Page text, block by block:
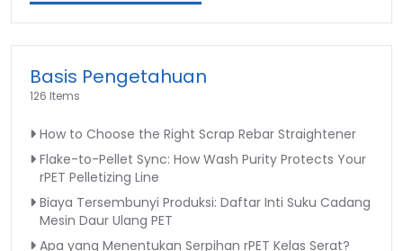
Basis Pengetahuan
126 Items
How to Choose the Right Scrap Rebar Straightener
Flake-to-Pellet Sync: How Wash Purity Protects Your
rPET Pelletizing Line
Biaya Tersembunyi Produksi: Daftar Inti Suku Cadang
Mesin Daur Ulang PET
Apa yang Menentukan Serpihan rPET Kelas Serat?